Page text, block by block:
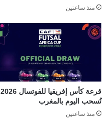
منذ ساعتين
قرعة كأس إفريقيا للفوتسال 2026
تُسحب اليوم بالمغرب
منذ ساعتين